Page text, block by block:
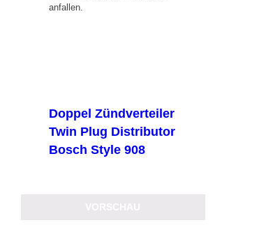
anfallen.
Doppel Zündverteiler
Twin Plug Distributor
Bosch Style 908